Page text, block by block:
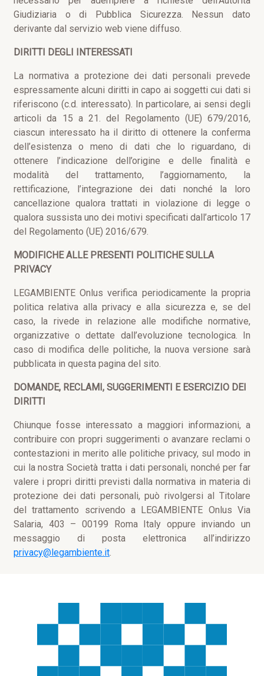
Giudiziaria o di Pubblica Sicurezza. Nessun dato
derivante dal servizio web viene diffuso.
DIRITTI DEGLI INTERESSATI
La normativa a protezione dei dati personali prevede
espressamente alcuni diritti in capo ai soggetti cui dati si
riferiscono (c.d. interessato). In particolare, ai sensi degli
articoli da 15 a 21. del Regolamento (UE) 679/2016,
ciascun interessato ha il diritto di ottenere la conferma
dell’esistenza o meno di dati che lo riguardano, di
ottenere l’indicazione dell’origine e delle finalità e
modalità del trattamento, l’aggiornamento, la
rettificazione, l’integrazione dei dati nonché la loro
cancellazione qualora trattati in violazione di legge o
qualora sussista uno dei motivi specificati dall’articolo 17
del Regolamento (UE) 2016/679.
MODIFICHE ALLE PRESENTI POLITICHE SULLA
PRIVACY
LEGAMBIENTE Onlus verifica periodicamente la propria
politica relativa alla privacy e alla sicurezza e, se del
caso, la rivede in relazione alle modifiche normative,
organizzative o dettate dall’evoluzione tecnologica. In
caso di modifica delle politiche, la nuova versione sarà
pubblicata in questa pagina del sito.
DOMANDE, RECLAMI, SUGGERIMENTI E ESERCIZIO DEI
DIRITTI
Chiunque fosse interessato a maggiori informazioni, a
contribuire con propri suggerimenti o avanzare reclami o
contestazioni in merito alle politiche privacy, sul modo in
cui la nostra Società tratta i dati personali, nonché per far
valere i propri diritti previsti dalla normativa in materia di
protezione dei dati personali, può rivolgersi al Titolare
del trattamento scrivendo a LEGAMBIENTE Onlus Via
Salaria, 403 – 00199 Roma Italy oppure inviando un
messaggio di posta elettronica all’indirizzo
privacy@legambiente.it.